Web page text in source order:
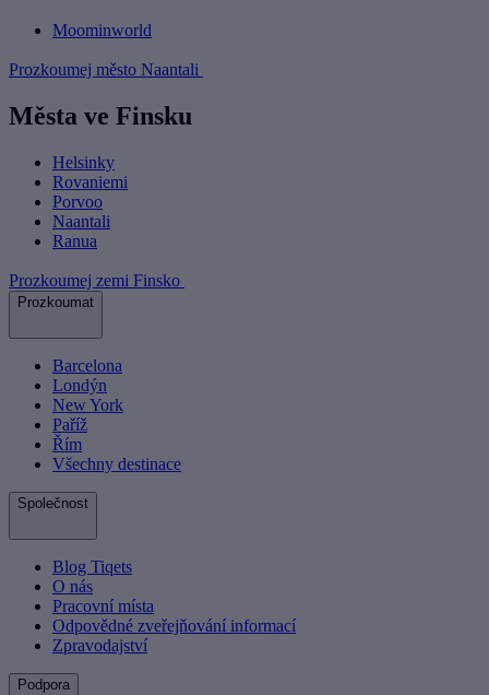
Moominworld
Prozkoumej město Naantali
Města ve Finsku
Helsinky
Rovaniemi
Porvoo
Naantali
Ranua
Prozkoumej zemi Finsko
Prozkoumat
Barcelona
Londýn
New York
Paříž
Řím
Všechny destinace
Společnost
Blog Tiqets
O nás
Pracovní místa
Odpovědné zveřejňování informací
Zpravodajství
Podpora